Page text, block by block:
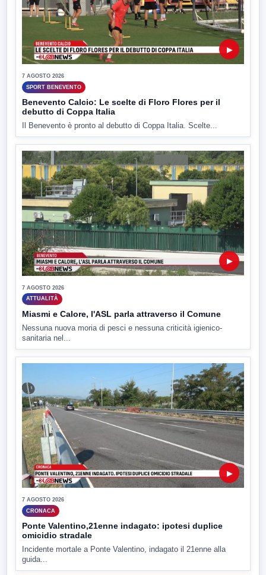
▶
7 AGOSTO 2026
SPORT BENEVENTO
Benevento Calcio: Le scelte di Floro Flores per il
debutto di Coppa Italia
Il Benevento è pronto al debutto di Coppa Italia. Scelte...
▶
7 AGOSTO 2026
ATTUALITÀ
Miasmi e Calore, l'ASL parla attraverso il Comune
Nessuna nuova moria di pesci e nessuna criticità igienico-
sanitaria nel...
▶
7 AGOSTO 2026
CRONACA
Ponte Valentino,21enne indagato: ipotesi duplice
omicidio stradale
Incidente mortale a Ponte Valentino, indagato il 21enne alla
guida...